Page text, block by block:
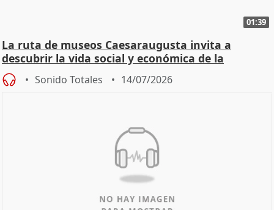
01:39
La ruta de museos Caesaraugusta invita a
descubrir la vida social y económica de la
Zaragoza ro
Sonido Totales 14/07/2026